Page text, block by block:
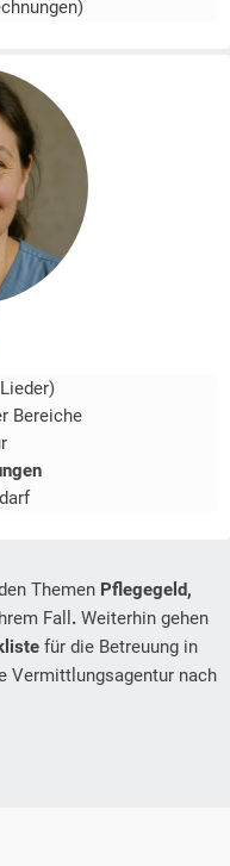
Bereiche
Themen Pflegegeld,
Fall . Weiterhin gehen
für die Betreuung in
Vermittlungsagentur nach